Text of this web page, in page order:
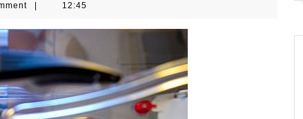
12:45